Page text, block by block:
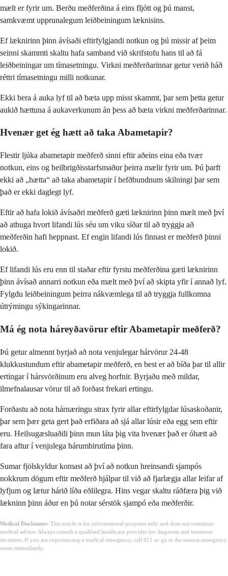
mælt er fyrir um. Berðu meðferðina á eins fljótt og þú manst,
samkvæmt upprunalegum leiðbeiningum læknisins.
Ef læknirinn þinn ávísaði eftirfylgjandi notkun og þú missir af þeim
seinni skammti skaltu hafa samband við skrifstofu hans til að fá
leiðbeiningar um tímasetningu. Virkni meðferðarinnar getur verið háð
réttri tímasetningu milli notkunar.
Ekki bera á auka lyf til að bæta upp misst skammt, þar sem þetta getur
aukið hættuna á aukaverkunum án þess að bæta virkni meðferðarinnar.
Hvenær get ég hætt að taka Abametapir?
Flestir ljúka abametapir meðferð sinni eftir aðeins eina eða tvær
notkun, eins og heilbrigðisstarfsmaður þeirra mælir fyrir um. Þú þarft
ekki að „hætta“ að taka abametapir í hefðbundnum skilningi þar sem
það er ekki daglegt lyf.
Eftir að hafa lokið ávísaðri meðferð gæti læknirinn þinn mælt með því
að athuga hvort lifandi lús séu um viku síðar til að tryggja að
meðferðin hafi heppnast. Ef engin lifandi lús finnast er meðferð þinni
lokið.
Ef lifandi lús eru enn til staðar eftir fyrstu meðferðina gæti læknirinn
þinn ávísað annarri notkun eða mælt með því að skipta yfir í annað lyf.
Fylgdu leiðbeiningum þeirra nákvæmlega til að tryggja fullkomna
útrýmingu sýkingarinnar.
Má ég nota háreyðavörur eftir Abametapir meðferð?
Þú getur almennt byrjað að nota venjulegar hárvörur 24-48
klukkustundum eftir abametapir meðferð, en best er að bíða þar til allir
ertingar í hársvörðinum eru alveg horfnir. Byrjaðu með mildar,
ilmefnalausar vörur til að forðast frekari ertingu.
Forðastu að nota hárnæringu strax fyrir allar eftirfylgdar lúsaskoðanir,
þar sem þær geta gert það erfiðara að sjá allar lúsir eða egg sem eftir
eru. Heilsugæsluaðili þinn mun láta þig vita hvenær það er óhætt að
fara aftur í venjulega hárumhirutíma þinn.
Sumar fjölskyldur komast að því að notkun hreinsandi sjampós
nokkrum dögum eftir meðferð hjálpar til við að fjarlægja allar leifar af
lyfjum og lætur hárið líða eðlilegra. Hins vegar skaltu ráðfæra þig við
lækninn þinn áður en þú notar sérstök sjampó eða meðferðir.
Medical Disclaimer: This article is for informational purposes only and does not constitute
medical advice. Always consult a qualified healthcare provider for diagnosis and treatment
decisions. If you are experiencing a medical emergency, call 911 or go to the nearest emergency
room immediately.